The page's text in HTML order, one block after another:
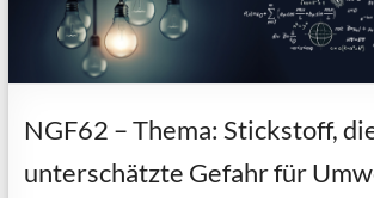
NGF62 – Thema: Stickstoff,
unterschätzte Gefahr für